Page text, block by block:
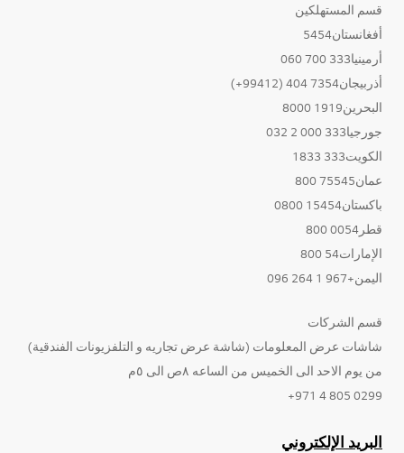
قسم المستهلكين
أفغانستان5454
أرمينيا333 700 060
أذربيجان7354 404 (99412+)
البحرين1919 8000
جورجيا333 000 2 032
الكويت333 1833
عمان75545 800
باكستان15454 0800
قطر0054 800
الإمارات54 800
اليمن+967 1 264 096
قسم الشركات
شاشات عرض المعلومات (شاشة عرض تجاريه و التلفزيونات الفندقية)
من يوم الاحد الى الخميس من الساعه ٨ص الى ٥م
0299 805 4 971+
البريد الإلكتروني